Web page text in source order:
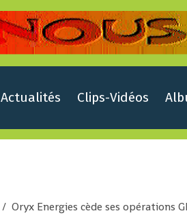
Actualités Clips-Vidéos
Oryx Energies cède ses opérations